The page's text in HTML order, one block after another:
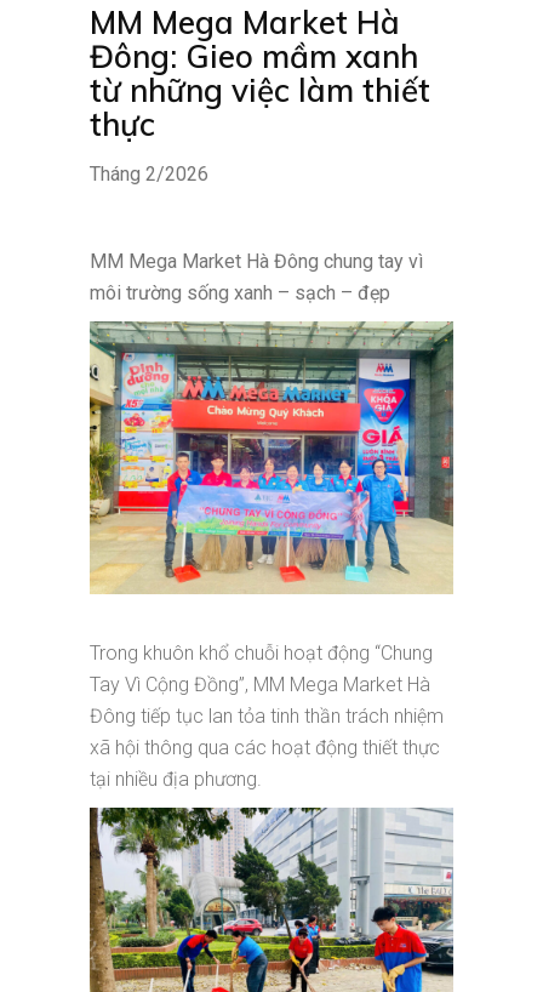
MM Mega Market Hà
Đông: Gieo mầm xanh
từ những việc làm thiết
thực
Tháng 2/2026
MM Mega Market Hà Đông chung tay vì
môi trường sống xanh – sạch – đẹp
Trong khuôn khổ chuỗi hoạt động “Chung
Tay Vì Cộng Đồng”, MM Mega Market Hà
Đông tiếp tục lan tỏa tinh thần trách nhiệm
xã hội thông qua các hoạt động thiết thực
tại nhiều địa phương.